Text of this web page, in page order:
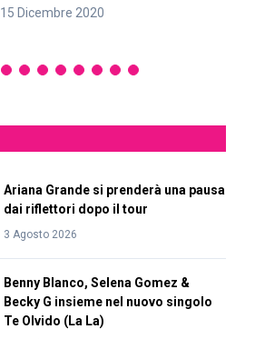
15 Dicembre 2020
Ariana Grande si prenderà una pausa
dai riflettori dopo il tour
3 Agosto 2026
Benny Blanco, Selena Gomez &
Becky G insieme nel nuovo singolo
Te Olvido (La La)